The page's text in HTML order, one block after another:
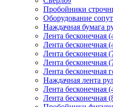
Пробойники
Оборудование
Наждачная бумага
Лента бесконечная
Лента бесконечная
Лента бесконечная
Лента бесконечная
Лента бесконечная
Наждачная лента
Лента бесконечная
Лента бесконечная